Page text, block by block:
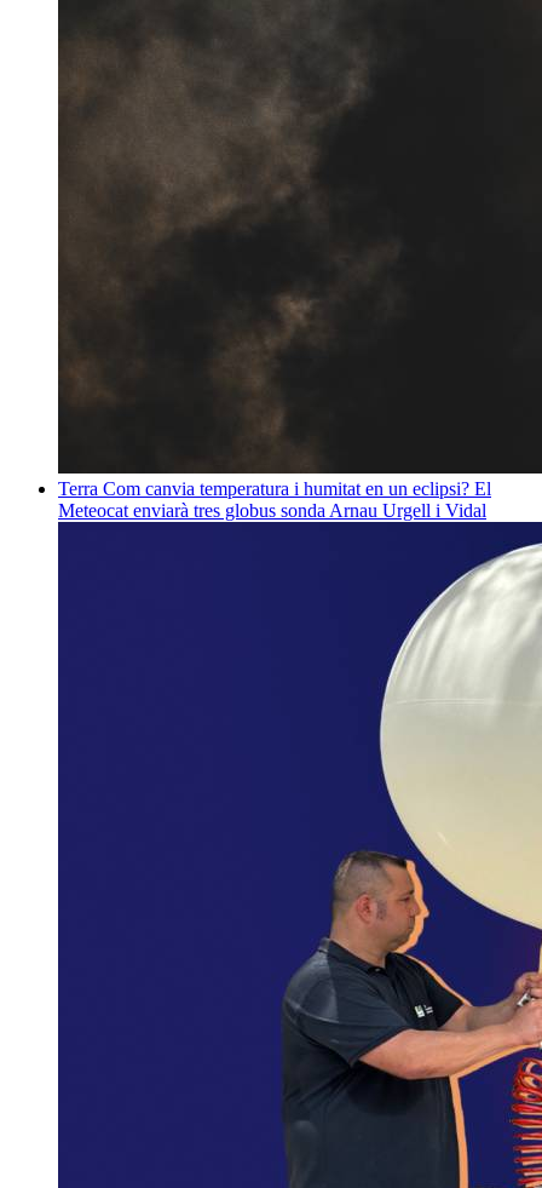
Terra Com canvia temperatura i humitat en un eclipsi? El
Meteocat enviarà tres globus sonda Arnau Urgell i Vidal